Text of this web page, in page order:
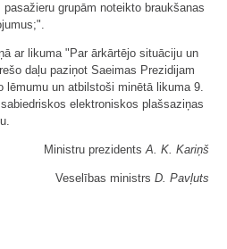
grupām noteikto braukšanas
ar likuma "Par ārkārtējo situāciju un
daļu paziņot Saeimas Prezidijam
lēmumu un atbilstoši minētā likuma 9.
elektroniskos plašsaziņas
Ministru prezidents A. K. Kariņš
Veselības ministrs D. Pavļuts